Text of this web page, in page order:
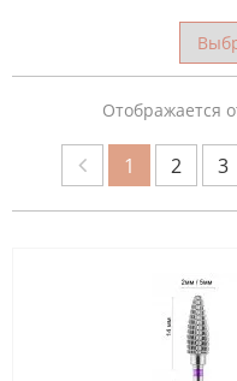
НАЗНАЧЕНИЕ
ФРЕЗЫ
БРЕНД
ПРОИЗВОДИТЕЛЬ
Отображается
1 2 3